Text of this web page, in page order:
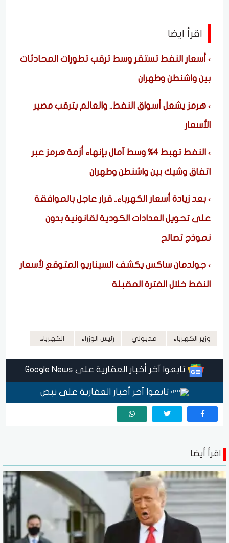
اقرأ ايضا
أسعار النفط تستقر وسط ترقب تطورات المحادثات
بين واشنطن وطهران
هرمز يشعل أسواق النفط.. والعالم يترقب مصير
الأسعار
النفط تهبط 4% وسط آمال بإنهاء أزمة هرمز عبر
اتفاق وشيك بين واشنطن وطهران
بعد زيادة أسعار الكهرباء.. قرار عاجل بالموافقة
على تحويل العدادات الكودية لقانونية بدون
نموذج تصالح
جولدمان ساكس يكشف السيناريو المتوقع لأسعار
النفط خلال الفترة المقبلة
وزير الكهرباء مدبولي رئيس الوزراء الكهرباء
تابعوا آخر أخبار العقارية على Google News
تابعوا آخر أخبار العقارية على نبض
اقرأ أيضا